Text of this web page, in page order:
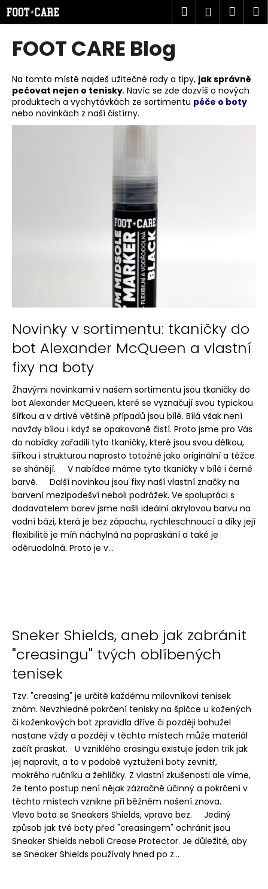
Přejít
na
obsah
Hledat
FOOT CARE Blog
Na tomto místě najdeš užitečné rady a tipy, jak správně
pečovat nejen o tenisky. Navíc se zde dozvíš o nových
produktech a vychytávkách ze sortimentu péče o boty
nebo novinkách z naší čistírny.
V
Novinky v sortimentu: tkaničky do
bot Alexander McQueen a vlastní
fixy na boty
Žhavými novinkami v našem sortimentu jsou tkaničky do
bot Alexander McQueen, které se vyznačují svou typickou
šířkou a v drtivé většině případů jsou bílé. Bílá však není
navždy bílou i když se opakovaně čistí. Proto jsme pro Vás
do nabídky zařadili tyto tkaničky, které jsou svou délkou,
šířkou i strukturou naprosto totožné jako originální a těžce
se shánějí. V nabídce máme tyto tkaničky v bílé i černé
barvě. Další novinkou jsou fixy naší vlastní značky na
barvení mezipodešví neboli podrážek. Ve spolupráci s
dodavatelem barev jsme našli ideální akrylovou barvu na
vodní bázi, která je bez zápachu, rychleschnoucí a díky její
flexibilitě je míň náchylná na popraskání a také je
oděruodolná. Proto je v...
Sneker Shields, aneb jak zabránit
"creasingu" tvých oblíbených
tenisek
Tzv. "creasing" je určitě každému milovníkovi tenisek
znám. Nevzhledné pokrčení tenisky na špičce u kožených
či koženkových bot zpravidla dříve či později bohužel
nastane vždy a později v těchto místech může materiál
začít praskat. U vzniklého crasingu existuje jeden trik jak
jej napravit, a to v podobě vyztužení boty zevnitř,
mokrého ručníku a žehličky. Z vlastní zkušenosti ale víme,
že tento postup není nějak zázračně účinný a pokrčení v
těchto místech vznikne při běžném nošení znova.
Vlevo bota se Sneakers Shields, vpravo bez. Jediný
způsob jak tvé boty před "creasingem" ochránit jsou
Sneaker Shields neboli Crease Protector. Je důležité, aby
se Sneaker Shields používaly hned po z...
K
o
o
p
o
t
t
?
HLEDAT
D
o
p
o
r
u
č
u
ČISTÍCÍ
PROSTŘEDEK
NA
BOTY
JASON
MARKK
RTU
FOAM
499
Kč